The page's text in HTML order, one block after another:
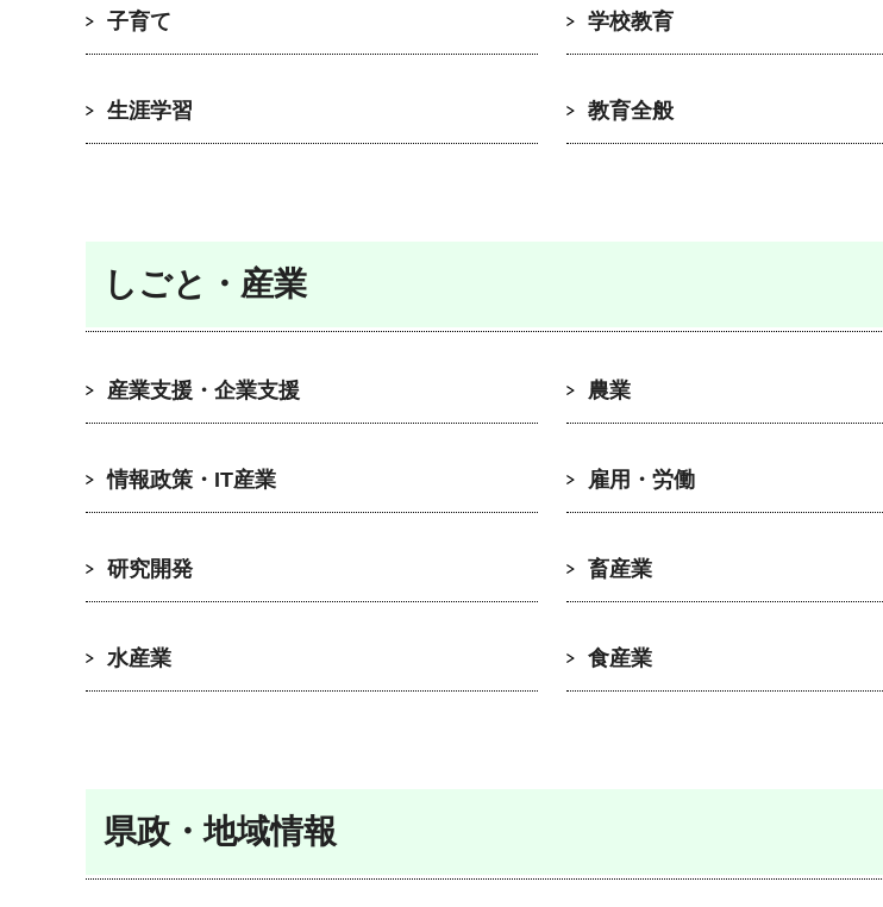
子育て
生涯学習
学校教育
教育全般
しごと・産業
産業支援・企業支援
情報政策・IT産業
研究開発
水産業
農業
雇用・労働
畜産業
食産業
県政・地域情報